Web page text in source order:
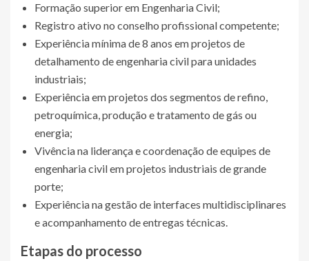
Formação superior em Engenharia Civil;
Registro ativo no conselho profissional competente;
Experiência mínima de 8 anos em projetos de
detalhamento de engenharia civil para unidades
industriais;
Experiência em projetos dos segmentos de refino,
petroquímica, produção e tratamento de gás ou
energia;
Vivência na liderança e coordenação de equipes de
engenharia civil em projetos industriais de grande
porte;
Experiência na gestão de interfaces multidisciplinares
e acompanhamento de entregas técnicas.
Etapas do processo